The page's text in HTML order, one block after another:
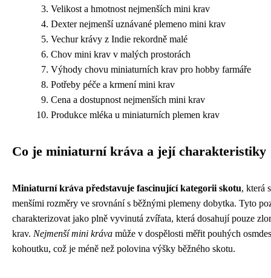
Velikost a hmotnost nejmenších mini krav
Dexter nejmenší uznávané plemeno mini krav
Vechur krávy z Indie rekordně malé
Chov mini krav v malých prostorách
Výhody chovu miniaturních krav pro hobby farmáře
Potřeby péče a krmení mini krav
Cena a dostupnost nejmenších mini krav
Produkce mléka u miniaturních plemen krav
Co je miniaturní kráva a její charakteristiky
Miniaturní kráva představuje fascinující kategorii skotu, která
menšími rozměry ve srovnání s běžnými plemeny dobytka. Tyto
charakterizovat jako plně vyvinutá zvířata, která dosahují pouze
krav. Nejmenší mini kráva může v dospělosti měřit pouhých
kohoutku, což je méně než polovina výšky běžného skotu.